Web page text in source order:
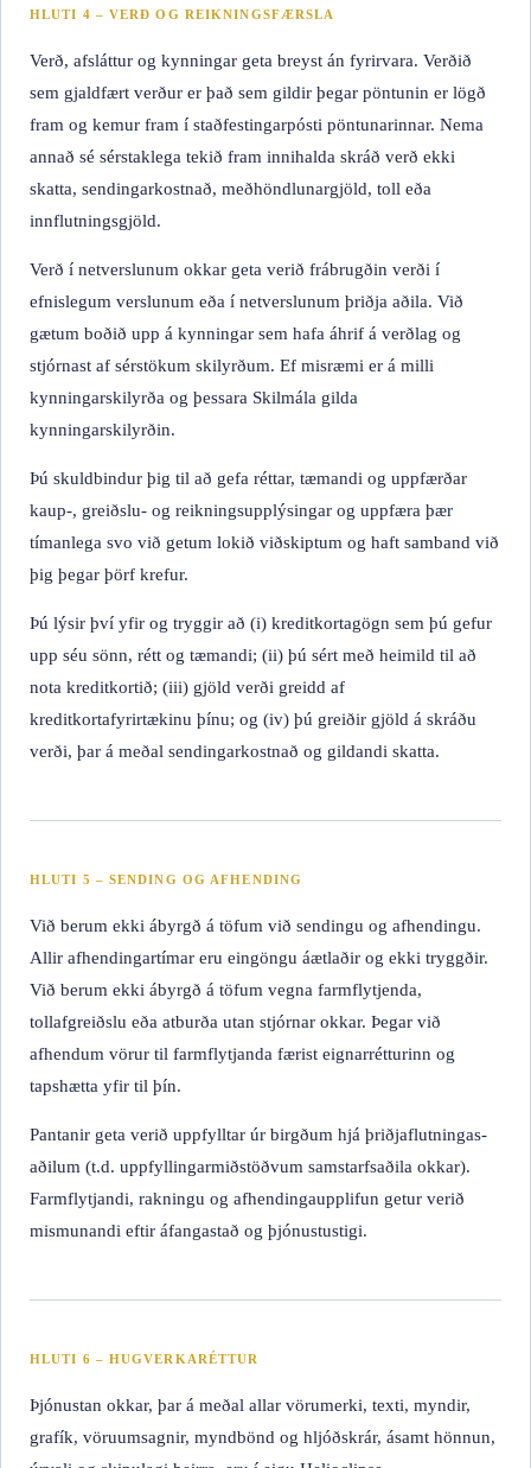
HLUTI 4 – VERÐ OG REIKNINGSFÆRSLA
Verð, afsláttur og kynningar geta breyst án fyrirvara. Verðið
sem gjaldfært verður er það sem gildir þegar pöntunin er lögð
fram og kemur fram í staðfestingarpósti pöntunarinnar. Nema
annað sé sérstaklega tekið fram innihalda skráð verð ekki
skatta, sendingarkostnað, meðhöndlunargjöld, toll eða
innflutningsgjöld.
Verð í netverslunum okkar geta verið frábrugðin verði í
efnislegum verslunum eða í netverslunum þriðja aðila. Við
gætum boðið upp á kynningar sem hafa áhrif á verðlag og
stjórnast af sérstökum skilyrðum. Ef misræmi er á milli
kynningarskilyrða og þessara Skilmála gilda
kynningarskilyrðin.
Þú skuldbindur þig til að gefa réttar, tæmandi og uppfærðar
kaup-, greiðslu- og reikningsupplýsingar og uppfæra þær
tímanlega svo við getum lokið viðskiptum og haft samband við
þig þegar þörf krefur.
Þú lýsir því yfir og tryggir að (i) kreditkortagögn sem þú gefur
upp séu sönn, rétt og tæmandi; (ii) þú sért með heimild til að
nota kreditkortið; (iii) gjöld verði greidd af
kreditkortafyrirtækinu þínu; og (iv) þú greiðir gjöld á skráðu
verði, þar á meðal sendingarkostnað og gildandi skatta.
HLUTI 5 – SENDING OG AFHENDING
Við berum ekki ábyrgð á töfum við sendingu og afhendingu.
Allir afhendingartímar eru eingöngu áætlaðir og ekki tryggðir.
Við berum ekki ábyrgð á töfum vegna farmflytjenda,
tollafgreiðslu eða atburða utan stjórnar okkar. Þegar við
afhendum vörur til farmflytjanda færist eignarrétturinn og
tapshætta yfir til þín.
Pantanir geta verið uppfylltar úr birgðum hjá þriðjaflutningas­
aðilum (t.d. uppfyllingarmiðstöðvum samstarfsaðila okkar).
Farmflytjandi, rakningu og afhendingaupplifun getur verið
mismunandi eftir áfangastað og þjónustustigi.
HLUTI 6 – HUGVERKARÉTTUR
Þjónustan okkar, þar á meðal allar vörumerki, texti, myndir,
grafík, vöruumsagnir, myndbönd og hljóðskrár, ásamt hönnun,